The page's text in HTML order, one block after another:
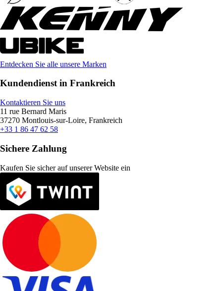
Entdecken Sie alle unsere Marken
Kundendienst in Frankreich
Kontaktieren Sie uns
11 rue Bernard Maris
37270 Montlouis-sur-Loire, Frankreich
+33 1 86 47 62 58
Sichere Zahlung
Kaufen Sie sicher auf unserer Website ein